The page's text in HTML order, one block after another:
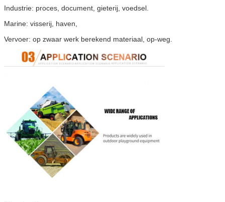
Industrie: proces, document, gieterij, voedsel.
Marine: visserij, haven,
Vervoer: op zwaar werk berekend materiaal, op-weg.